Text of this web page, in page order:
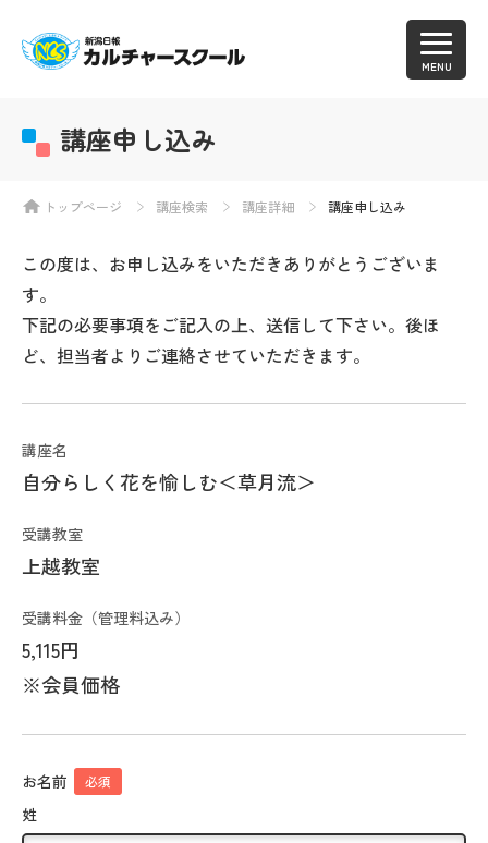
MENU
講座申し込み
トップページ 講座検索 講座詳細 講座申し込み
この度は、お申し込みをいただきありがとうございま
す。
下記の必要事項をご記入の上、送信して下さい。後ほ
ど、担当者よりご連絡させていただきます。
講座名
自分らしく花を愉しむ＜草月流＞
受講教室
上越教室
受講料金（管理料込み）
5,115円
※会員価格
お名前 必須
姓